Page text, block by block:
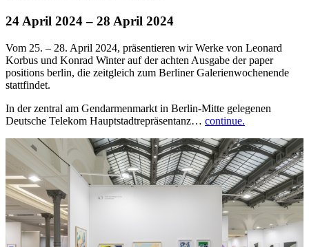
24 April 2024– 28 April 2024
Vom 25. – 28. April 2024, präsentieren wir Werke von Leonard
Korbus und Konrad Winter auf der achten Ausgabe der paper
positions berlin, die zeitgleich zum Berliner Galerienwochenende
stattfindet.
In der zentral am Gendarmenmarkt in Berlin-Mitte gelegenen
Deutsche Telekom Hauptstadtrepräsentanz… continue.